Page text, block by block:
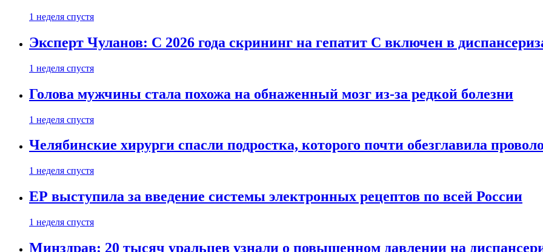
1 неделя спустя
Эксперт Чуланов: С 2026 года скрининг на гепатит С включен в
1 неделя спустя
Голова мужчины стала похожа на обнаженный мозг из-за редкой болезни
1 неделя спустя
Челябинские хирурги спасли подростка, которого почти обезглавила
1 неделя спустя
ЕР выступила за введение системы электронных рецептов по всей России
1 неделя спустя
Минздрав: 20 тысяч уральцев узнали о повышенном давлении на